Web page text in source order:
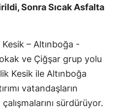
Sonra Sıcak Asfalta
– Altınboğa -
ve Çiğşar grup yolu
Kesik ile Altınboğa
vatandaşların
sürdürüyor.